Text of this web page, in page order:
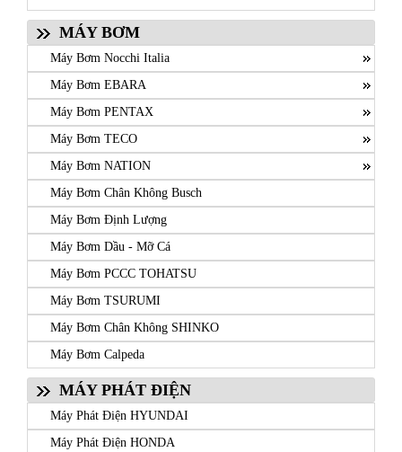
MÁY BƠM
Máy Bơm Nocchi Italia
Máy Bơm EBARA
Máy Bơm PENTAX
Máy Bơm TECO
Máy Bơm NATION
Máy Bơm Chân Không Busch
Máy Bơm Định Lượng
Máy Bơm Dầu - Mỡ Cá
Máy Bơm PCCC TOHATSU
Máy Bơm TSURUMI
Máy Bơm Chân Không SHINKO
Máy Bơm Calpeda
MÁY PHÁT ĐIỆN
Máy Phát Điện HYUNDAI
Máy Phát Điện HONDA